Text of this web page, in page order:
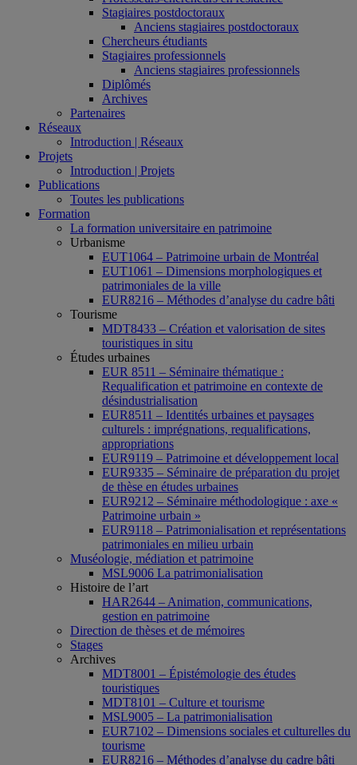
Stagiaires postdoctoraux
Anciens stagiaires postdoctoraux
Chercheurs étudiants
Stagiaires professionnels
Anciens stagiaires professionnels
Diplômés
Archives
Partenaires
Réseaux
Introduction | Réseaux
Projets
Introduction | Projets
Publications
Toutes les publications
Formation
La formation universitaire en patrimoine
Urbanisme
EUT1064 – Patrimoine urbain de Montréal
EUT1061 – Dimensions morphologiques et
patrimoniales de la ville
EUR8216 – Méthodes d’analyse du cadre bâti
Tourisme
MDT8433 – Création et valorisation de sites
touristiques in situ
Études urbaines
EUR 8511 – Séminaire thématique :
Requalification et patrimoine en contexte de
désindustrialisation
EUR8511 – Identités urbaines et paysages
culturels : imprégnations, requalifications,
appropriations
EUR9119 – Patrimoine et développement local
EUR9335 – Séminaire de préparation du projet
de thèse en études urbaines
EUR9212 – Séminaire méthodologique : axe «
Patrimoine urbain »
EUR9118 – Patrimonialisation et représentations
patrimoniales en milieu urbain
Muséologie, médiation et patrimoine
MSL9006 La patrimonialisation
Histoire de l’art
HAR2644 – Animation, communications,
gestion en patrimoine
Direction de thèses et de mémoires
Stages
Archives
MDT8001 – Épistémologie des études
touristiques
MDT8101 – Culture et tourisme
MSL9005 – La patrimonialisation
EUR7102 – Dimensions sociales et culturelles du
tourisme
EUR8216 – Méthodes d’analyse du cadre bâti